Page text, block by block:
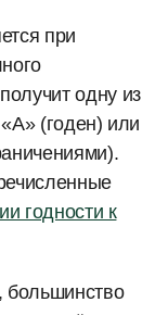
при
одну из
(годен) или
годности к
большинство